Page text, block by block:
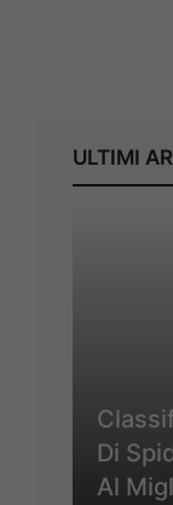
ULTIMI
Di
Al